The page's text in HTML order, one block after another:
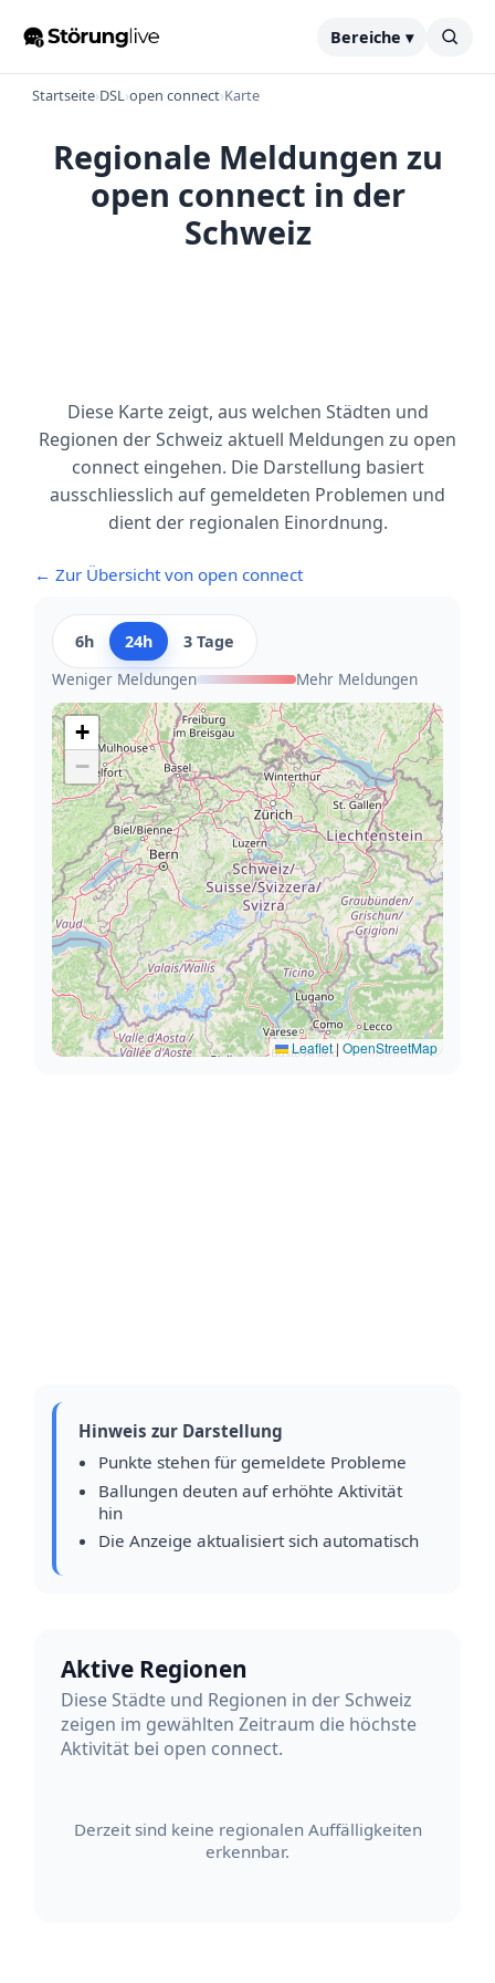
Bereiche ▾
Startseite›DSL›open connect›Karte
Regionale Meldungen zu
open connect in der
Schweiz
Diese Karte zeigt, aus welchen Städten und
Regionen der Schweiz aktuell Meldungen zu open
connect eingehen. Die Darstellung basiert
ausschliesslich auf gemeldeten Problemen und
dient der regionalen Einordnung.
← Zur Übersicht von open connect
6h 24h
3 Tage
Weniger Meldungen
Mehr Meldungen
+
−
Leaflet| OpenStreetMap
Hinweis zur Darstellung
Punkte stehen für gemeldete Probleme
Ballungen deuten auf erhöhte Aktivität
hin
Die Anzeige aktualisiert sich automatisch
Aktive Regionen
Diese Städte und Regionen in der Schweiz
zeigen im gewählten Zeitraum die höchste
Aktivität bei open connect.
Derzeit sind keine regionalen Auffälligkeiten
erkennbar.